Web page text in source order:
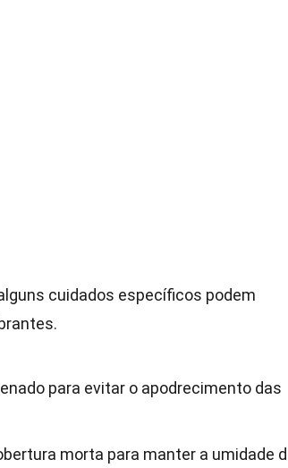
cuidados específicos podem
para evitar o apodrecimento das
morta para manter a umidade